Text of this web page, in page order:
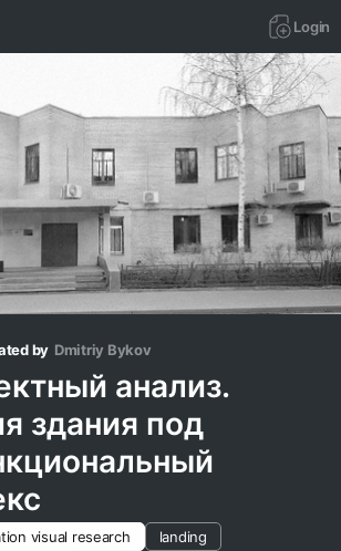
Login
by Dmitriy Bykov
анализ.
здания под
visual research
landing